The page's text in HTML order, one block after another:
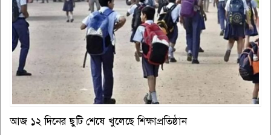
আজ ১২ দিনের ছুটি শেষে খুলেছে শিক্ষাপ্রতিষ্ঠান